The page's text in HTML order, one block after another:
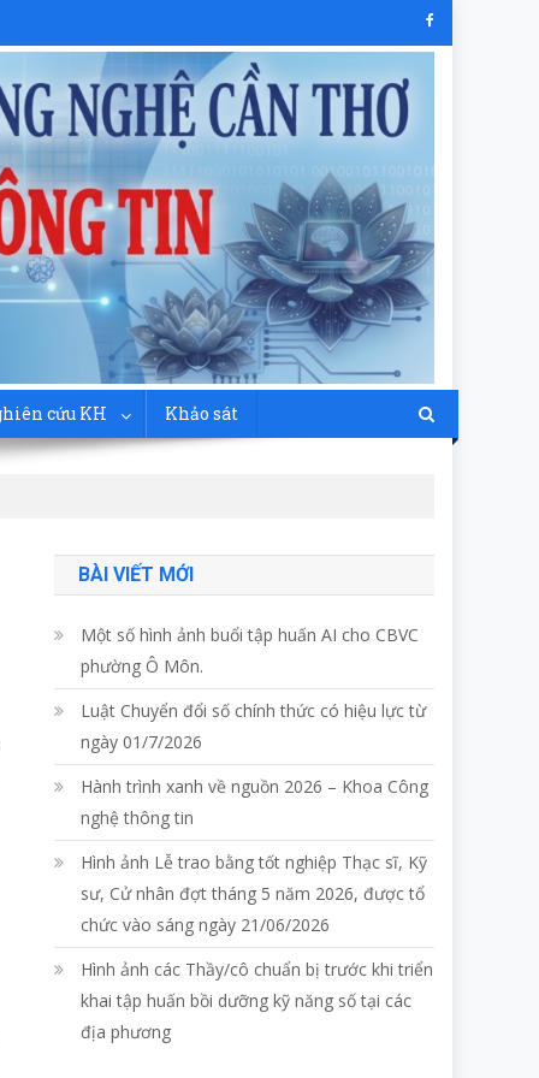
cứu KH Khảo sát
BÀI VIẾT MỚI
Một số hình ảnh buổi tập huấn AI cho CBVC
phường Ô Môn.
Luật Chuyển đổi số chính thức có hiệu lực từ
ngày 01/7/2026
Hành trình xanh về nguồn 2026 – Khoa Công
nghệ thông tin
Hình ảnh Lễ trao bằng tốt nghiệp Thạc sĩ, Kỹ
sư, Cử nhân đợt tháng 5 năm 2026, được tổ
chức vào sáng ngày 21/06/2026
Hình ảnh các Thầy/cô chuẩn bị trước khi triển
khai tập huấn bồi dưỡng kỹ năng số tại các
địa phương